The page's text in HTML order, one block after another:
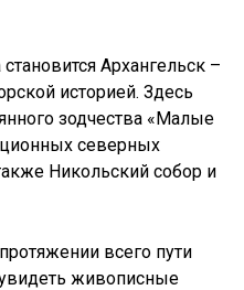
Архангельск –
историей. Здесь
зодчества «Малые
северных
Никольский собор и
всего пути
живописные